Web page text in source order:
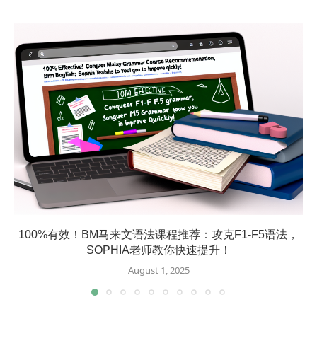
100%有效！BM马来文语法课程推荐：攻克F1-F5语法，
SOPHIA老师教你快速提升！
August 1, 2025